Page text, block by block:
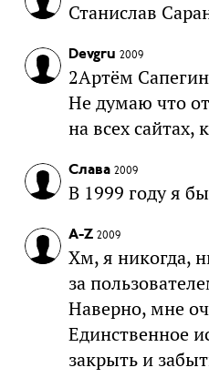
Станислав
Devgru 2009
2Артём Сапегин
Не думаю что
на всех сайтах,
Слава 2009
В 1999 году я
A-Z 2009
Хм, я никогда,
за
Наверно, мне
Единственное
закрыть и